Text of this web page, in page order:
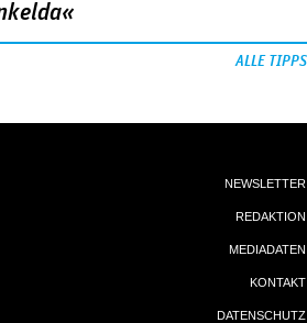
ALLE TIPPS
NEWSLETTER
REDAKTION
MEDIADATEN
KONTAKT
DATENSCHUTZ